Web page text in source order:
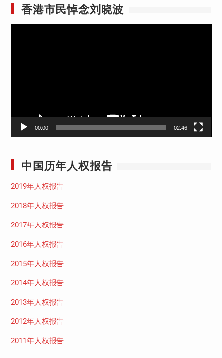
香港市民悼念刘晓波
00:00 02:46
中国历年人权报告
2019年人权报告
2018年人权报告
2017年人权报告
2016年人权报告
2015年人权报告
2014年人权报告
2013年人权报告
2012年人权报告
2011年人权报告